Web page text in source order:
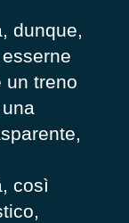
dunque,
un treno
così